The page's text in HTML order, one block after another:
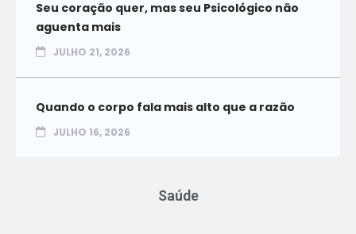
Seu coração quer, mas seu Psicológico não
aguenta mais
JULHO 21, 2026
Quando o corpo fala mais alto que a razão
JULHO 16, 2026
Saúde